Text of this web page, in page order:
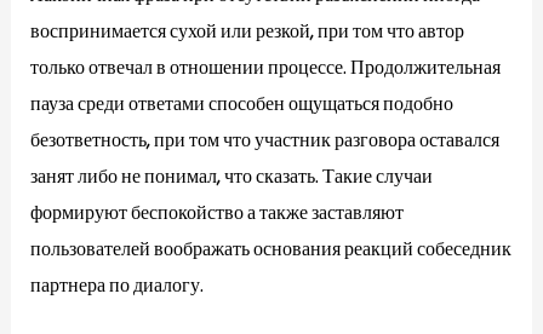
воспринимается сухой или резкой, при том что автор
только отвечал в отношении процессе. Продолжительная
пауза среди ответами способен ощущаться подобно
безответность, при том что участник разговора оставался
занят либо не понимал, что сказать. Такие случаи
формируют беспокойство а также заставляют
пользователей воображать основания реакций собеседник
партнера по диалогу.